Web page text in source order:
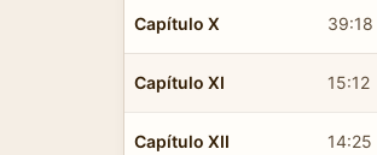
Capítulo X 39:18
Capítulo XI 15:12
Capítulo XII 14:25